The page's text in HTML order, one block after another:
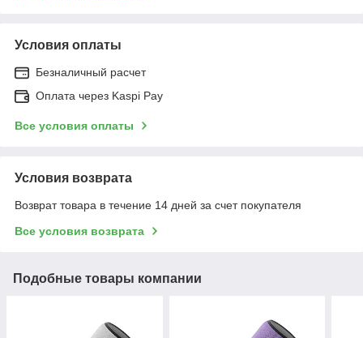
Условия оплаты
Безналичный расчет
Оплата через Kaspi Pay
Все условия оплаты
Условия возврата
Возврат товара в течение 14 дней за счет покупателя
Все условия возврата
Подобные товары компании